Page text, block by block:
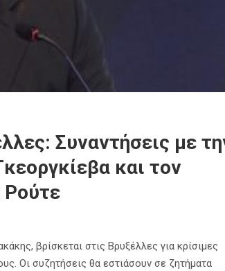
Συναντήσεις με
και τον
βρίσκεται στις Βρυξέλλες για κρίσιμες
Οι συζητήσεις θα εστιάσουν σε ζητήματα